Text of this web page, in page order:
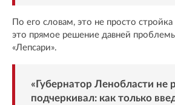
По его словам, это не просто
это прямое решение давней
«Лепсари».
«Губернатор Ленобласти не
подчеркивал: как только